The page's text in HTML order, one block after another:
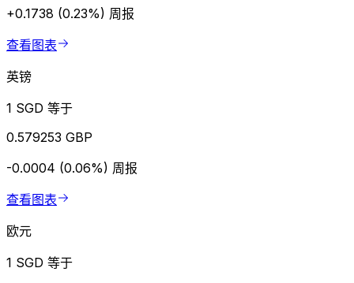
+0.1738 (0.23%) 周报
查看图表
英镑
1 SGD 等于
0.579253 GBP
-0.0004 (0.06%) 周报
查看图表
欧元
1 SGD 等于